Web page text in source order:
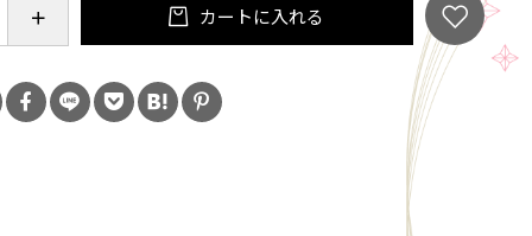
カートに入れる